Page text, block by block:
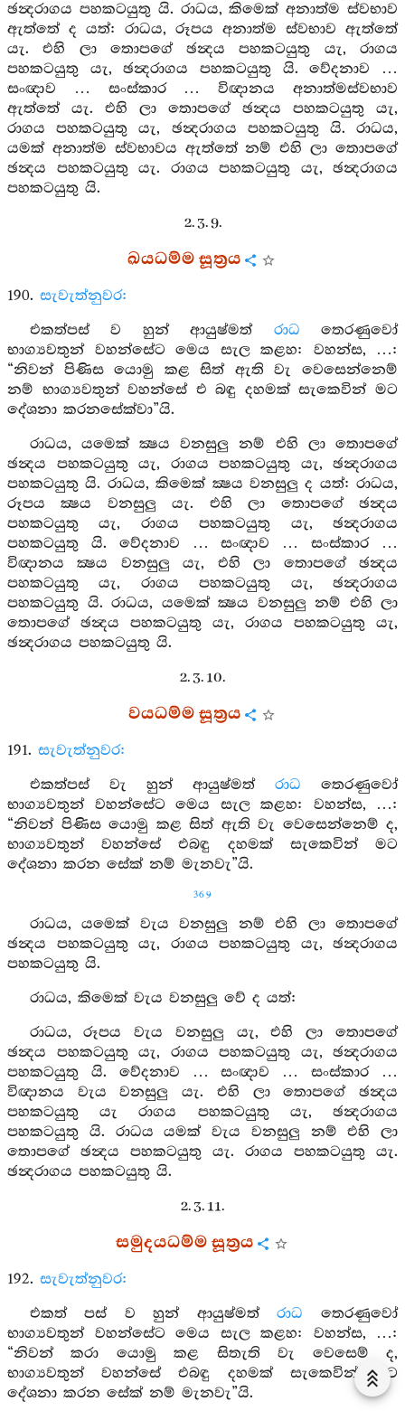
ඡන්‍දරාගය පහකටයුතු යි. රාධය, කිමෙක් අනාත්ම ස්වභාව
ඇත්තේ ද යත්: රාධය, රූපය අනාත්ම ස්වභාව ඇත්තේ
යැ. එහි ලා තොපගේ ඡන්‍දය පහකටයුතු යැ, රාගය
පහකටයුතු යැ, ඡන්‍දරාගය පහකටයුතු යි. වේදනාව …
සංඥාව … සංස්කාර … විඥානය අනාත්මස්වභාව
ඇත්තේ යැ. එහි ලා තොපගේ ඡන්‍දය පහකටයුතු යැ,
රාගය පහකටයුතු යැ, ඡන්‍දරාගය පහකටයුතු යි. රාධය,
යමක් අනාත්ම ස්වභාවය ඇත්තේ නම් එහි ලා තොපගේ
ඡන්‍දය පහකටයුතු යැ. රාගය පහකටයුතු යැ, ඡන්‍දරාගය
පහකටයුතු යි.
2. 3. 9.
ඛයධම්ම සූත්‍රය
190. සැවැත්නුවර:
එකත්පස් ව හුන් ආයුෂ්මත් රාධ තෙරණුවෝ
භාග්‍යවතුන් වහන්සේට මෙය සැල කළහ: වහන්ස, …:
“නිවන් පිණිස යොමු කළ සිත් ඇති වැ වෙසෙන්නෙම්
නම් භාග්‍යවතුන් වහන්සේ එ බඳු දහමක් සැකෙවින් මට
දේශනා කරනසේක්වා”යි.
රාධය, යමෙක් ක්‍ෂය වනසුලු නම් එහි ලා තොපගේ
ඡන්‍දය පහකටයුතු යැ, රාගය පහකටයුතු යැ, ඡන්‍දරාගය
පහකටයුතු යි. රාධය, කිමෙක් ක්‍ෂය වනසුලු ද යත්: රාධය,
රූපය ක්‍ෂය වනසුලු යැ. එහි ලා තොපගේ ඡන්‍දය
පහකටයුතු යැ, රාගය පහකටයුතු යැ, ඡන්‍දරාගය
පහකටයුතු යි. වේදනාව … සංඥාව … සංස්කාර …
විඥානය ක්‍ෂය වනසුලු යැ, එහි ලා තොපගේ ඡන්‍දය
පහකටයුතු යැ, රාගය පහකටයුතු යැ, ඡන්‍දරාගය
පහකටයුතු යි. රාධය, යමෙක් ක්‍ෂය වනසුලු නම් එහි ලා
තොපගේ ඡන්‍දය පහකටයුතු යැ, රාගය පහකටයුතු යැ,
ඡන්‍දරාගය පහකටයුතු යි.
2. 3. 10.
වයධම්ම සූත්‍රය
191. සැවැත්නුවර:
එකත්පස් වැ හුන් ආයුෂ්මත් රාධ තෙරණුවෝ
භාග්‍යවතුන් වහන්සේට මෙය සැල කළහ: වහන්ස, …:
“නිවන් පිණිස යොමු කළ සිත් ඇති වැ වෙසෙන්නෙම් ද,
භාග්‍යවතුන් වහන්සේ එබඳු දහමක් සැකෙවින් මට
දේශනා කරන සේක් නම් මැනවැ”යි.
369
රාධය, යමෙක් වැය වනසුලු නම් එහි ලා තොපගේ
ඡන්‍දය පහකටයුතු යැ, රාගය පහකටයුතු යැ, ඡන්‍දරාගය
පහකටයුතු යි.
රාධය, කිමෙක් වැය වනසුලු වේ ද යත්:
රාධය, රූපය වැය වනසුලු යැ, එහි ලා තොපගේ
ඡන්‍දය පහකටයුතු යැ, රාගය පහකටයුතු යැ, ඡන්‍දරාගය
පහකටයුතු යි. වේදනාව … සංඥාව … සංස්කාර …
විඥානය වැය වනසුලු යැ. එහි ලා තොපගේ ඡන්‍දය
පහකටයුතු යැ රාගය පහකටයුතු යැ, ඡන්‍දරාගය
පහකටයුතු යි. රාධය යමක් වැය වනසුලු නම් එහි ලා
තොපගේ ඡන්‍දය පහකටයුතු යැ. රාගය පහකටයුතු යැ.
ඡන්‍දරාගය පහකටයුතු යි.
2. 3. 11.
සමුදයධම්ම සූත්‍රය
192. සැවැත්නුවර:
එකත් පස් ව හුන් ආයුෂ්මත්රාධ තෙරණුවෝ
භාග්‍යවතුන් වහන්සේට මෙය සැල කළහ: වහන්ස, …:
“නිවන් කරා යොමු කළ සිතැති වැ වෙසෙම් ද,
භාග්‍යවතුන් වහන්සේ එබඳු දහමක් සැකෙවින් මට
දේශනා කරන සේක් නම් මැනවැ”යි.